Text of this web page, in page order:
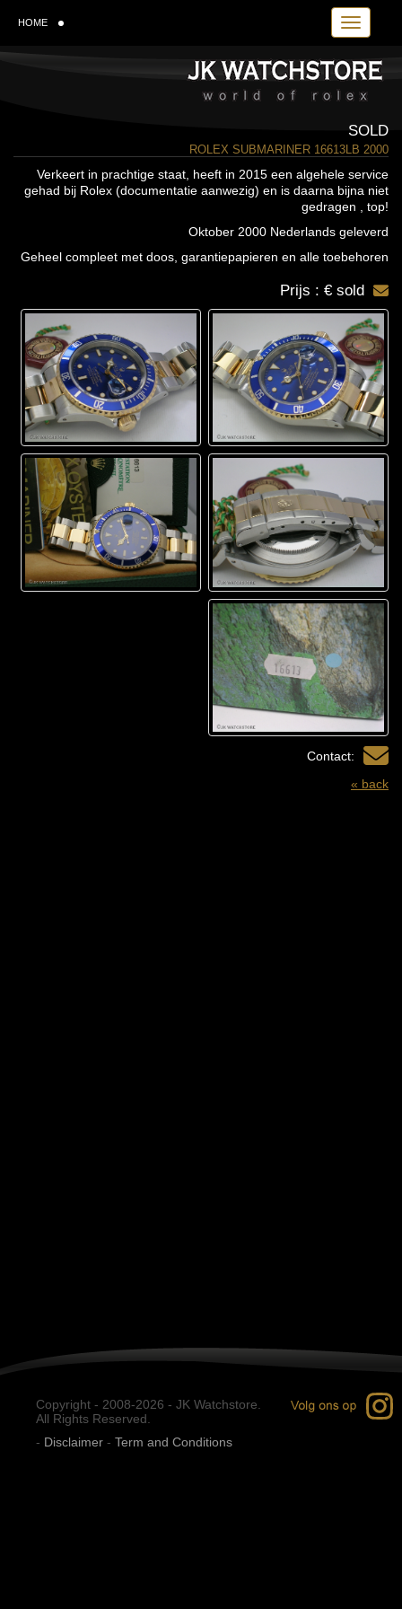
Toggle
HOME
SOLD
ROLEX SUBMARINER 16613LB 2000
Verkeert in prachtige staat, heeft in 2015 een algehele service
gehad bij Rolex (documentatie aanwezig) en is daarna bijna niet
gedragen , top!
Oktober 2000 Nederlands geleverd
Geheel compleet met doos, garantiepapieren en alle toebehoren
Prijs : € sold
Contact:
« back
Copyright - 2008-2026 - JK Watchstore.
All Rights Reserved.
- Disclaimer - Term and Conditions